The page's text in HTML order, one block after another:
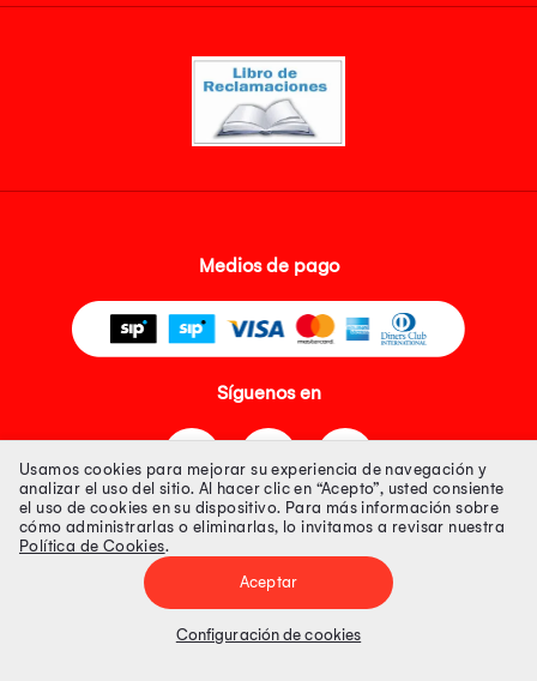
Medios de pago
Síguenos en
Tienda 100% Segura
Tiendas Peruanas S.A. R.U.C. Nº 20493020618. Todos los derechos
Precios disponibles solo en www.oechsle.pe. Precios online publicados
Usamos cookies para mejorar su experiencia de navegación y
analizar el uso del sitio. Al hacer clic en “Acepto”, usted consiente
el uso de cookies en su dispositivo. Para más información sobre
cómo administrarlas o eliminarlas, lo invitamos a revisar nuestra
Política de Cookies.
Aceptar
Configuración de cookies